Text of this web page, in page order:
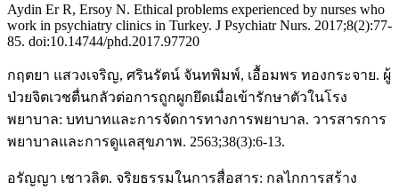
Aydin Er R, Ersoy N. Ethical problems experienced by nurses who
work in psychiatry clinics in Turkey. J Psychiatr Nurs. 2017;8(2):77-
85. doi:10.14744/phd.2017.97720
กฤตยา แสวงเจริญ, ศรินรัตน์ จันทพิมพ์, เอื้อมพร ทองกระจาย. ผู้
ป่วยจิตเวชตื่นกลัวต่อการถูกผูกยึดเมื่อเข้ารักษาตัวในโรง
พยาบาล: บทบาทและการจัดการทางการพยาบาล. วารสารการ
พยาบาลและการดูแลสุขภาพ. 2563;38(3):6-13.
อรัญญา เชาวลิต. จริยธรรมในการสื่อสาร: กลไกการสร้าง